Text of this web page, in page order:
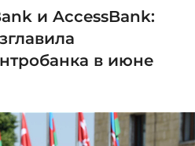
и AccessBank:
в июне